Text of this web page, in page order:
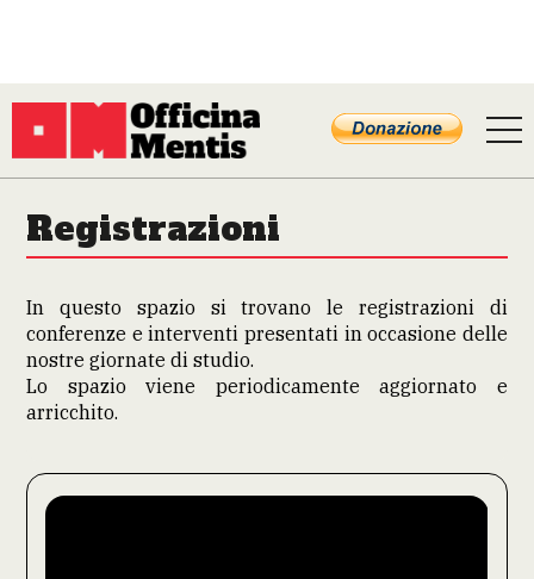
Registrazioni
In questo spazio si trovano le registrazioni di
conferenze e interventi presentati in occasione delle
nostre giornate di studio.
Lo spazio viene periodicamente aggiornato e
arricchito.